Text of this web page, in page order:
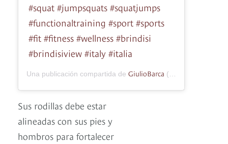
#squat #jumpsquats #squatjumps
#functionaltraining #sport #sports
#fit #fitness #wellness #brindisi
#brindisiview #italy #italia
Una publicación compartida de GiulioBarca (@giuliobarca863) el
Sus rodillas debe estar
alineadas con sus pies y
hombros para fortalecer